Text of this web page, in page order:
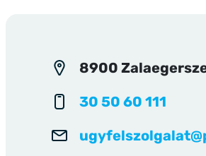
8900
30 50 60 111